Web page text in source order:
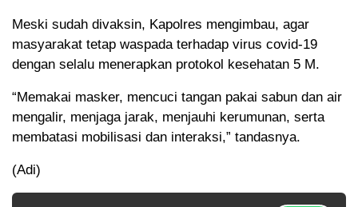
Meski sudah divaksin, Kapolres mengimbau, agar
masyarakat tetap waspada terhadap virus covid-19
dengan selalu menerapkan protokol kesehatan 5 M.
“Memakai masker, mencuci tangan pakai sabun dan air
mengalir, menjaga jarak, menjauhi kerumunan, serta
membatasi mobilisasi dan interaksi,” tandasnya.
(Adi)